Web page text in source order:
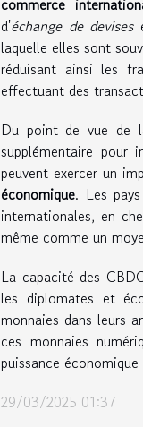
d'échange de devises
laquelle elles sont
réduisant ainsi les
effectuant des
Du point de vue de
supplémentaire pour
peuvent exercer un
économique. Les
internationales, en
même comme un
La capacité des
les diplomates et
monnaies dans leurs
ces monnaies
puissance
29/03/2025 01:37